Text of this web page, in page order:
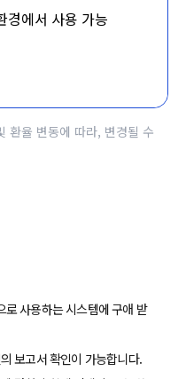
경에서 사용 가능
율 변동에 따라, 변경될 수
로 사용하는 시스템에 구애 받
보고서 확인이 가능합니다.